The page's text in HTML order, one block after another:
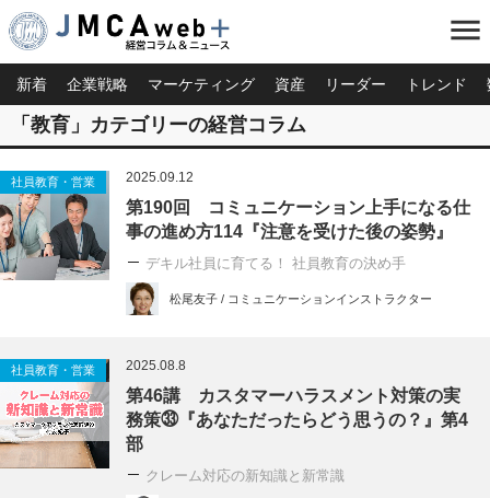
menu
新着 企業戦略 マーケティング 資産 リーダー トレンド
「教育」カテゴリーの経営コラム
社員教育・営業 2025.09.12
第190回 コミュニケーション上手になる仕
事の進め方114『注意を受けた後の姿勢』
デキル社員に育てる！ 社員教育の決め手
松尾友子 / コミュニケーションインストラクター
社員教育・営業 2025.08.8
第46講 カスタマーハラスメント対策の実
務策㉝『あなただったらどう思うの？』第4
部
クレーム対応の新知識と新常識